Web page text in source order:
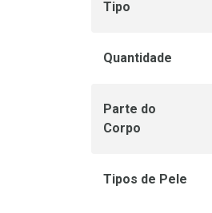
Tipo
Quantidade
Parte do
Corpo
Tipos de Pele